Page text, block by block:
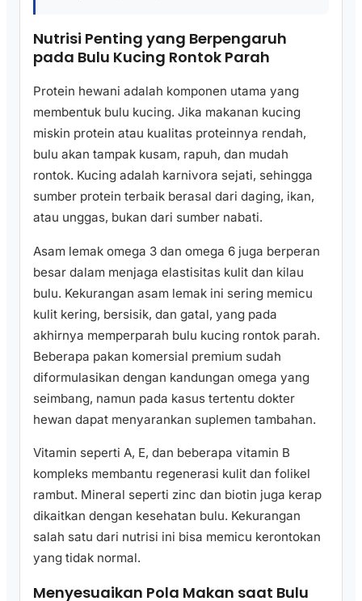
Nutrisi Penting yang Berpengaruh
pada Bulu Kucing Rontok Parah
Protein hewani adalah komponen utama yang
membentuk bulu kucing. Jika makanan kucing
miskin protein atau kualitas proteinnya rendah,
bulu akan tampak kusam, rapuh, dan mudah
rontok. Kucing adalah karnivora sejati, sehingga
sumber protein terbaik berasal dari daging, ikan,
atau unggas, bukan dari sumber nabati.
Asam lemak omega 3 dan omega 6 juga berperan
besar dalam menjaga elastisitas kulit dan kilau
bulu. Kekurangan asam lemak ini sering memicu
kulit kering, bersisik, dan gatal, yang pada
akhirnya memperparah bulu kucing rontok parah.
Beberapa pakan komersial premium sudah
diformulasikan dengan kandungan omega yang
seimbang, namun pada kasus tertentu dokter
hewan dapat menyarankan suplemen tambahan.
Vitamin seperti A, E, dan beberapa vitamin B
kompleks membantu regenerasi kulit dan folikel
rambut. Mineral seperti zinc dan biotin juga kerap
dikaitkan dengan kesehatan bulu. Kekurangan
salah satu dari nutrisi ini bisa memicu kerontokan
yang tidak normal.
Menyesuaikan Pola Makan saat Bulu